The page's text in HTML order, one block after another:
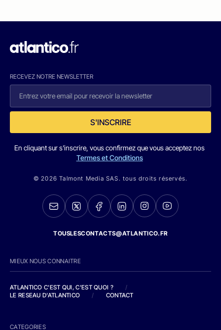
RECEVEZ NOTRE NEWSLETTER
S'INSCRIRE
En cliquant sur s'inscrire, vous confirmez que vous acceptez nos
Termes et Conditions
© 2026 Talmont Media SAS. tous droits réservés.
TOUSLESCONTACTS@ATLANTICO.FR
MIEUX NOUS CONNAITRE
ATLANTICO C'EST QUI, C'EST QUOI ?
/
LE RESEAU D'ATLANTICO
/ CONTACT
CATEGORIES